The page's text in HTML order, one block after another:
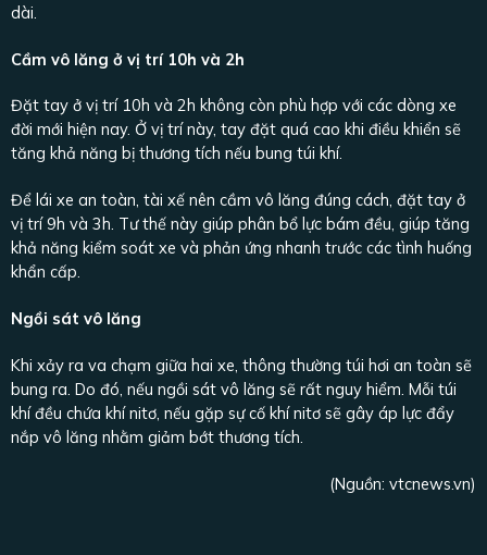
dài.
Cầm vô lăng ở vị trí 10h và 2h
Đặt tay ở vị trí 10h và 2h không còn phù hợp với các dòng xe
đời mới hiện nay. Ở vị trí này, tay đặt quá cao khi điều khiển sẽ
tăng khả năng bị thương tích nếu bung túi khí.
Để lái xe an toàn, tài xế nên cầm vô lăng đúng cách, đặt tay ở
vị trí 9h và 3h. Tư thế này giúp phân bổ lực bám đều, giúp tăng
khả năng kiểm soát xe và phản ứng nhanh trước các tình huống
khẩn cấp.
Ngồi sát vô lăng
Khi xảy ra va chạm giữa hai xe, thông thường túi hơi an toàn sẽ
bung ra. Do đó, nếu ngồi sát vô lăng sẽ rất nguy hiểm. Mỗi túi
khí đều chứa khí nitơ, nếu gặp sự cố khí nitơ sẽ gây áp lực đẩy
nắp vô lăng nhằm giảm bớt thương tích.
(Nguồn: vtcnews.vn)